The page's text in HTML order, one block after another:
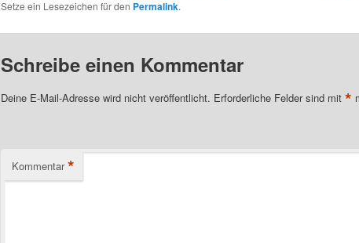
Setze ein Lesezeichen für den Permalink.
Schreibe einen Kommentar
Deine E-Mail-Adresse wird nicht veröffentlicht. Erforderliche Felder sind mit *
Kommentar *